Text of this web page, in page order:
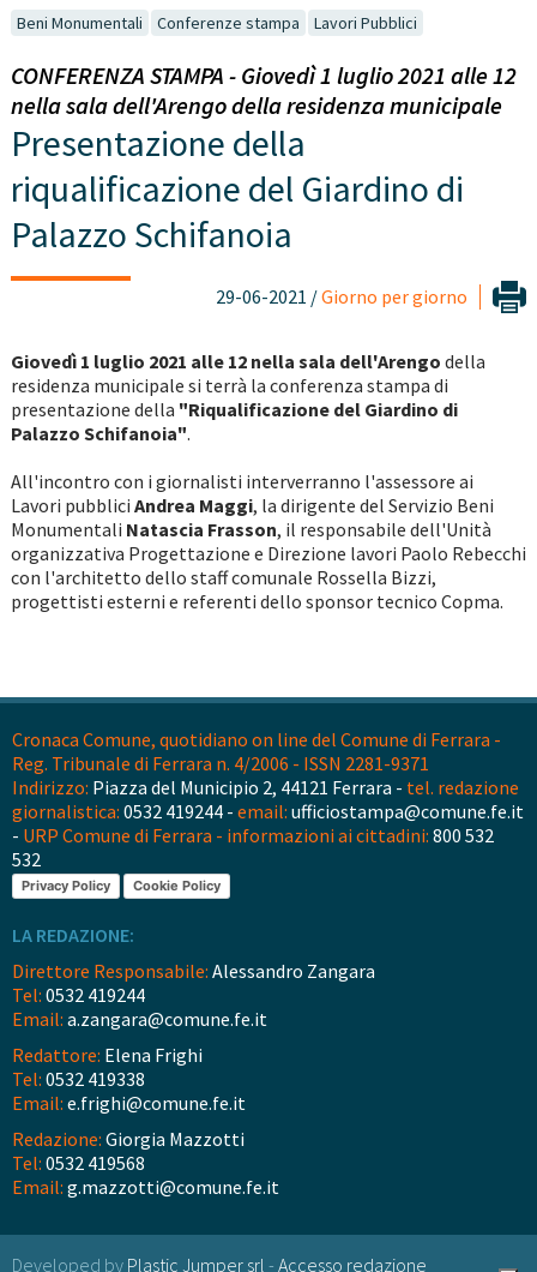
Beni Monumentali Conferenze stampa Lavori Pubblici
CONFERENZA STAMPA - Giovedì 1 luglio 2021 alle 12
nella sala dell'Arengo della residenza municipale
Presentazione della
riqualificazione del Giardino di
Palazzo Schifanoia
29-06-2021 /Giorno per giorno
Giovedì 1 luglio 2021 alle 12 nella sala dell'Arengo della
residenza municipale si terrà la conferenza stampa di
presentazione della "Riqualificazione del Giardino di
Palazzo Schifanoia".
All'incontro con i giornalisti interverranno l'assessore ai
Lavori pubblici Andrea Maggi, la dirigente del Servizio Beni
Monumentali Natascia Frasson, il responsabile dell'Unità
organizzativa Progettazione e Direzione lavori Paolo Rebecchi
con l'architetto dello staff comunale Rossella Bizzi,
progettisti esterni e referenti dello sponsor tecnico Copma.
Cronaca Comune, quotidiano on line del Comune di Ferrara -
Reg. Tribunale di Ferrara n. 4/2006 - ISSN 2281-9371
Indirizzo: Piazza del Municipio 2, 44121 Ferrara - tel. redazione
giornalistica: 0532 419244 - email: ufficiostampa@comune.fe.it
- URP Comune di Ferrara - informazioni ai cittadini: 800 532
532
Privacy Policy Cookie Policy
LA REDAZIONE:
Direttore Responsabile: Alessandro Zangara
Tel: 0532 419244
Email: a.zangara@comune.fe.it
Redattore: Elena Frighi
Tel: 0532 419338
Email: e.frighi@comune.fe.it
Redazione: Giorgia Mazzotti
Tel: 0532 419568
Email: g.mazzotti@comune.fe.it
Developed by Plastic Jumper srl - Accesso redazione